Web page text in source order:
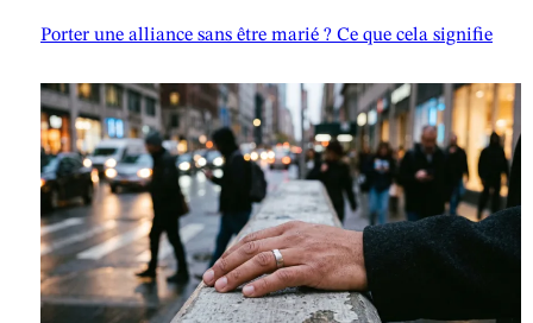
Porter une alliance sans être marié ? Ce que cela signifie